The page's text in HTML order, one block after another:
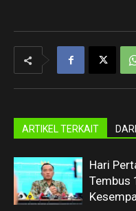
ARTIKEL TERKAIT
Hari
Tembus